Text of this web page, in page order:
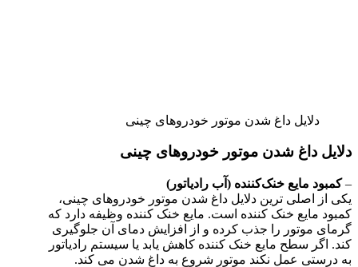
دلایل داغ شدن موتور خودروهای چینی
دلایل داغ شدن موتور خودروهای چینی
–کمبود مایع خنک‌کننده (آب رادیاتور)
یکی از اصلی‌ ترین دلایل داغ شدن موتور خودروهای چینی،
کمبود مایع خنک‌ کننده است. مایع خنک‌ کننده وظیفه دارد که
گرمای موتور را جذب کرده و از افزایش دمای آن جلوگیری
کند. اگر سطح مایع خنک‌ کننده کاهش یابد یا سیستم رادیاتور
به درستی عمل نکند موتور شروع به داغ شدن می کند.